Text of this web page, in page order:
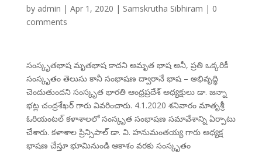
by admin | Apr 1, 2020 | Samskrutha Sibhiram | 0
comments
సంస్కృతభాష మృతభాష కాదని అమృత భాష అనీ, ప్రతి ఒక్కరికీ
సంస్కృతం తెలుసు కానీ సంభాషణ ద్వారానే భాష – అభివృద్ధి
చెందుతుందని సంస్కృత భారతి ఆంధ్రప్రదేశ్ అధ్యక్షులు డా. జన్నా
భట్ల చంద్రశేఖర్ గారు వివరించారు. 4.1.2020 శనివారం మాతృశ్రీ
ఓరియంటల్ కళాశాలలో సంస్కృత సంభాషణ సమావేశాన్ని ఏర్పాటు
చేశారు. కళాశాల ప్రిన్సిపాల్ డా. వి. హనుమంతయ్య గారు అధ్యక్ష
భాషణ చేస్తూ భూమినుండి ఆకాశం వరకు సంస్కృతం